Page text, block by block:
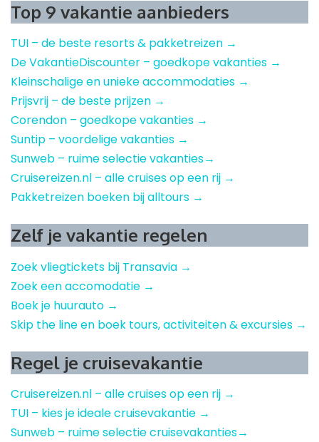
Top 9 vakantie aanbieders
TUI – de beste resorts & pakketreizen →
De VakantieDiscounter – goedkope vakanties →
Kleinschalige en unieke accommodaties →
Prijsvrij – de beste prijzen →
Corendon – goedkope vakanties →
Suntip – voordelige vakanties →
Sunweb – ruime selectie vakanties→
Cruisereizen.nl – alle cruises op een rij →
Pakketreizen boeken bij alltours →
Zelf je vakantie regelen
Zoek vliegtickets bij Transavia →
Zoek een accomodatie →
Boek je huurauto →
Skip the line en boek tours, activiteiten & excursies →
Regel je cruisevakantie
Cruisereizen.nl – alle cruises op een rij →
TUI – kies je ideale cruisevakantie →
Sunweb – ruime selectie cruisevakanties→